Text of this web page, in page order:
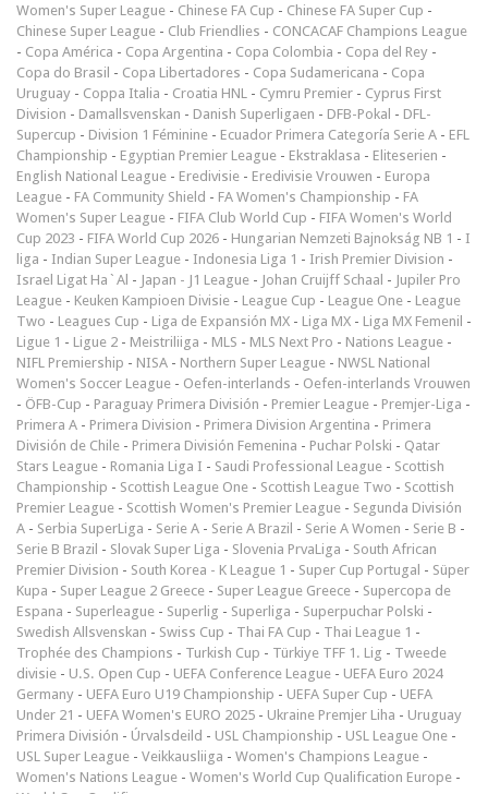
Women's Super League - Chinese FA Cup - Chinese FA Super Cup -
Chinese Super League - Club Friendlies - CONCACAF Champions League
- Copa América - Copa Argentina - Copa Colombia - Copa del Rey -
Copa do Brasil - Copa Libertadores - Copa Sudamericana - Copa
Uruguay - Coppa Italia - Croatia HNL - Cymru Premier - Cyprus First
Division - Damallsvenskan - Danish Superligaen - DFB-Pokal - DFL-
Supercup - Division 1 Féminine - Ecuador Primera Categoría Serie A - EFL
Championship - Egyptian Premier League - Ekstraklasa - Eliteserien -
English National League - Eredivisie - Eredivisie Vrouwen - Europa
League - FA Community Shield - FA Women's Championship - FA
Women's Super League - FIFA Club World Cup - FIFA Women's World
Cup 2023 - FIFA World Cup 2026 - Hungarian Nemzeti Bajnokság NB 1 - I
liga - Indian Super League - Indonesia Liga 1 - Irish Premier Division -
Israel Ligat Ha`Al - Japan - J1 League - Johan Cruijff Schaal - Jupiler Pro
League - Keuken Kampioen Divisie - League Cup - League One - League
Two - Leagues Cup - Liga de Expansión MX - Liga MX - Liga MX Femenil -
Ligue 1 - Ligue 2 - Meistriliiga - MLS - MLS Next Pro - Nations League -
NIFL Premiership - NISA - Northern Super League - NWSL National
Women's Soccer League - Oefen-interlands - Oefen-interlands Vrouwen
- ÖFB-Cup - Paraguay Primera División - Premier League - Premjer-Liga -
Primera A - Primera Division - Primera Division Argentina - Primera
División de Chile - Primera División Femenina - Puchar Polski - Qatar
Stars League - Romania Liga I - Saudi Professional League - Scottish
Championship - Scottish League One - Scottish League Two - Scottish
Premier League - Scottish Women's Premier League - Segunda División
A - Serbia SuperLiga - Serie A - Serie A Brazil - Serie A Women - Serie B -
Serie B Brazil - Slovak Super Liga - Slovenia PrvaLiga - South African
Premier Division - South Korea - K League 1 - Super Cup Portugal - Süper
Kupa - Super League 2 Greece - Super League Greece - Supercopa de
Espana - Superleague - Superlig - Superliga - Superpuchar Polski -
Swedish Allsvenskan - Swiss Cup - Thai FA Cup - Thai League 1 -
Trophée des Champions - Turkish Cup - Türkiye TFF 1. Lig - Tweede
divisie - U.S. Open Cup - UEFA Conference League - UEFA Euro 2024
Germany - UEFA Euro U19 Championship - UEFA Super Cup - UEFA
Under 21 - UEFA Women's EURO 2025 - Ukraine Premjer Liha - Uruguay
Primera División - Úrvalsdeild - USL Championship - USL League One -
USL Super League - Veikkausliiga - Women's Champions League -
Women's Nations League - Women's World Cup Qualification Europe -